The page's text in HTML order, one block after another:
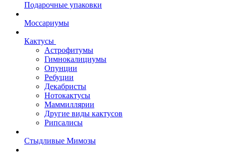
Подарочные упаковки
Моссариумы
Кактусы
Астрофитумы
Гимнокалициумы
Опунции
Ребуции
Декабристы
Нотокактусы
Маммиллярии
Другие виды кактусов
Рипсалисы
Стыдливые Мимозы